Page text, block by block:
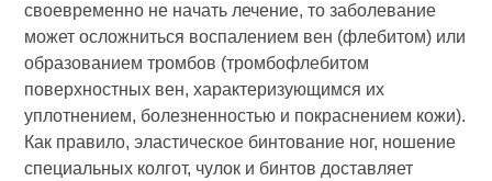
своевременно не начать лечение, то заболевание
может осложниться воспалением вен (флебитом) или
образованием тромбов (тромбофлебитом
поверхностных вен, характеризующимся их
уплотнением, болезненностью и покраснением кожи).
Как правило, эластическое бинтование ног, ношение
специальных колгот, чулок и бинтов доставляет